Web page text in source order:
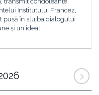
Institutului Francez,
pusă în slujba dialogului
și un ideal